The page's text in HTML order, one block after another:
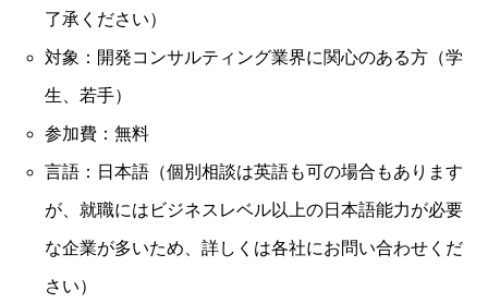
了承ください）
対象：開発コンサルティング業界に関心のある方（学
生、若手）
参加費：無料
言語：日本語（個別相談は英語も可の場合もあります
が、就職にはビジネスレベル以上の日本語能力が必要
な企業が多いため、詳しくは各社にお問い合わせくだ
さい）